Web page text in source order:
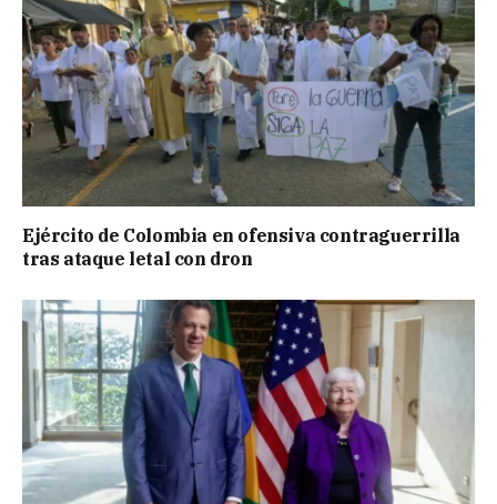
Ejército de Colombia en ofensiva contraguerrilla
tras ataque letal con dron